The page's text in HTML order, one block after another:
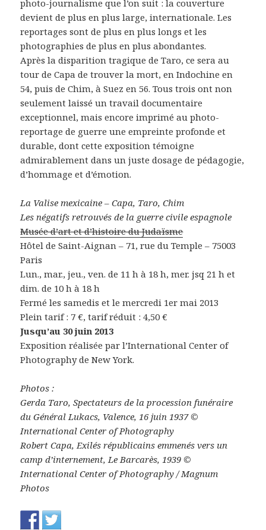
photo-journalisme que l’on suit : la couverture
devient de plus en plus large, internationale. Les
reportages sont de plus en plus longs et les
photographies de plus en plus abondantes.
Après la disparition tragique de Taro, ce sera au
tour de Capa de trouver la mort, en Indochine en
54, puis de Chim, à Suez en 56. Tous trois ont non
seulement laissé un travail documentaire
exceptionnel, mais encore imprimé au photo-
reportage de guerre une empreinte profonde et
durable, dont cette exposition témoigne
admirablement dans un juste dosage de pédagogie,
d’hommage et d’émotion.
La Valise mexicaine – Capa, Taro, Chim
Les négatifs retrouvés de la guerre civile espagnole
Musée d’art et d’histoire du Judaïsme
Hôtel de Saint-Aignan – 71, rue du Temple – 75003
Paris
Lun., mar., jeu., ven. de 11 h à 18 h, mer. jsq 21 h et
dim. de 10 h à 18 h
Fermé les samedis et le mercredi 1er mai 2013
Plein tarif : 7 €, tarif réduit : 4,50 €
Jusqu’au 30 juin 2013
Exposition réalisée par l’International Center of
Photography de New York.
Photos :
Gerda Taro, Spectateurs de la procession funéraire
du Général Lukacs, Valence, 16 juin 1937 ©
International Center of Photography
Robert Capa, Exilés républicains emmenés vers un
camp d’internement, Le Barcarès, 1939 ©
International Center of Photography / Magnum
Photos